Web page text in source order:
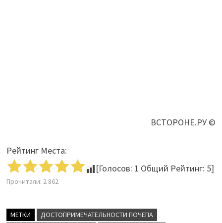
ВСТОРОНЕ.РУ ©
Рейтинг Места:
[Голосов: 1 Общий Рейтинг: 5]
Прочитали: 2 862
МЕТКИ
ДОСТОПРИМЕЧАТЕЛЬНОСТИ ПОЧЕПА